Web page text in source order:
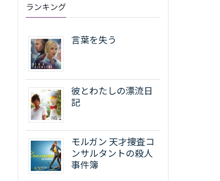
ランキング
言葉を失う
彼とわたしの漂流日
記
モルガン 天才捜査コ
ンサルタントの殺人
事件簿